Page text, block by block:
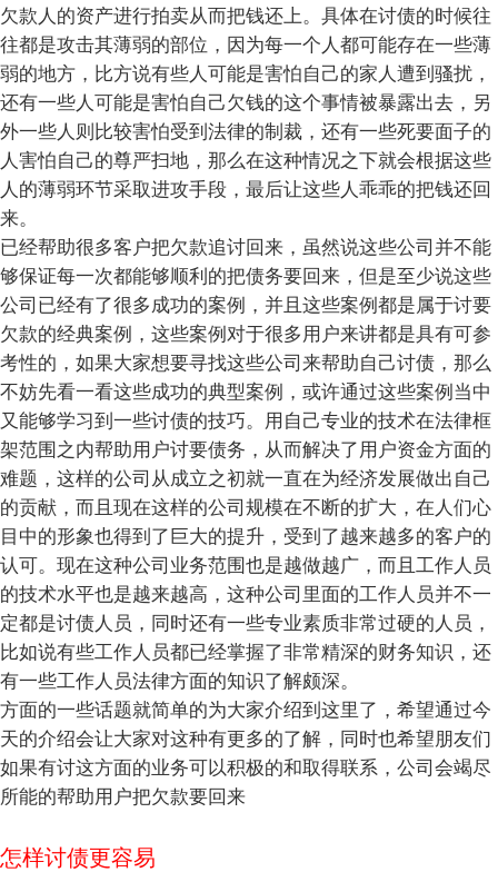
欠款人的资产进行拍卖从而把钱还上。具体在讨债的时候往
往都是攻击其薄弱的部位，因为每一个人都可能存在一些薄
弱的地方，比方说有些人可能是害怕自己的家人遭到骚扰，
还有一些人可能是害怕自己欠钱的这个事情被暴露出去，另
外一些人则比较害怕受到法律的制裁，还有一些死要面子的
人害怕自己的尊严扫地，那么在这种情况之下就会根据这些
人的薄弱环节采取进攻手段，最后让这些人乖乖的把钱还回
来。
已经帮助很多客户把欠款追讨回来，虽然说这些公司并不能
够保证每一次都能够顺利的把债务要回来，但是至少说这些
公司已经有了很多成功的案例，并且这些案例都是属于讨要
欠款的经典案例，这些案例对于很多用户来讲都是具有可参
考性的，如果大家想要寻找这些公司来帮助自己讨债，那么
不妨先看一看这些成功的典型案例，或许通过这些案例当中
又能够学习到一些讨债的技巧。用自己专业的技术在法律框
架范围之内帮助用户讨要债务，从而解决了用户资金方面的
难题，这样的公司从成立之初就一直在为经济发展做出自己
的贡献，而且现在这样的公司规模在不断的扩大，在人们心
目中的形象也得到了巨大的提升，受到了越来越多的客户的
认可。现在这种公司业务范围也是越做越广，而且工作人员
的技术水平也是越来越高，这种公司里面的工作人员并不一
定都是讨债人员，同时还有一些专业素质非常过硬的人员，
比如说有些工作人员都已经掌握了非常精深的财务知识，还
有一些工作人员法律方面的知识了解颇深。
方面的一些话题就简单的为大家介绍到这里了，希望通过今
天的介绍会让大家对这种有更多的了解，同时也希望朋友们
如果有讨这方面的业务可以积极的和取得联系，公司会竭尽
所能的帮助用户把欠款要回来
怎样讨债更容易